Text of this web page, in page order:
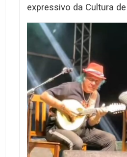
expressivo da Cultura